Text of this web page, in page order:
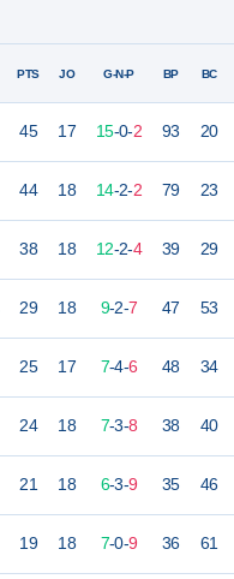
PTS JO G-N-P BP BC
45 17 15-0-2 93 20
44 18 14-2-2 79 23
38 18 12-2-4 39 29
29 18 9-2-7 47 53
25 17 7-4-6 48 34
24 18 7-3-8 38 40
21 18 6-3-9 35 46
19 18 7-0-9 36 61